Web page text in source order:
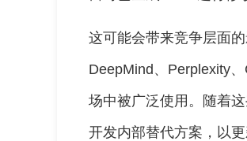
这可能会带来竞争层面
DeepMind、Perplexity
场中被广泛使用。随着
开发内部替代方案，以更